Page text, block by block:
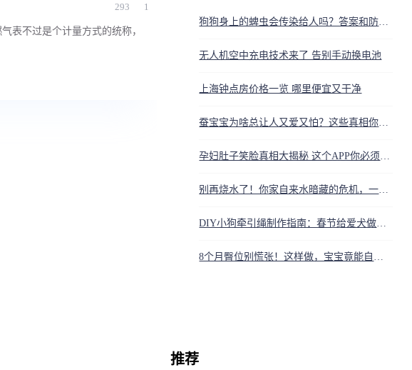
293 1
表不过是个计量方式的统称，
狗狗身上的蜱虫会传染给人吗？答案和防护方法都在这
无人机空中充电技术来了 告别手动换电池
上海钟点房价格一览 哪里便宜又干净
蚕宝宝为啥总让人又爱又怕？这些真相你得知道
孕妇肚子笑脸真相大揭秘 这个APP你必须知道
别再烧水了！你家自来水暗藏的危机，一套系统全搞定
DIY小狗牵引绳制作指南：春节给爱犬做个结实又贴心的项圈
8个月臀位别慌张！这样做，宝宝竟能自己转正迎顺产
推荐